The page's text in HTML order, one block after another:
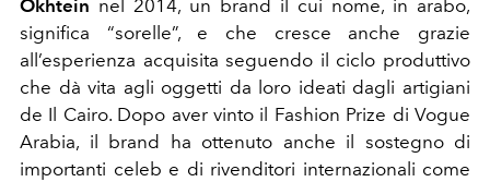
Okhtein nel 2014, un brand il cui nome, in arabo,
significa “sorelle”, e che cresce anche grazie
all’esperienza acquisita seguendo il ciclo produttivo
che dà vita agli oggetti da loro ideati dagli artigiani
de Il Cairo. Dopo aver vinto il Fashion Prize di Vogue
Arabia, il brand ha ottenuto anche il sostegno di
importanti celeb e di rivenditori internazionali come